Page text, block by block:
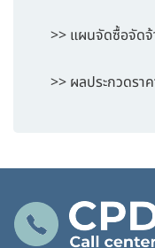
>> แผนจัดซื้อจัด
>> ผลประกวดรา